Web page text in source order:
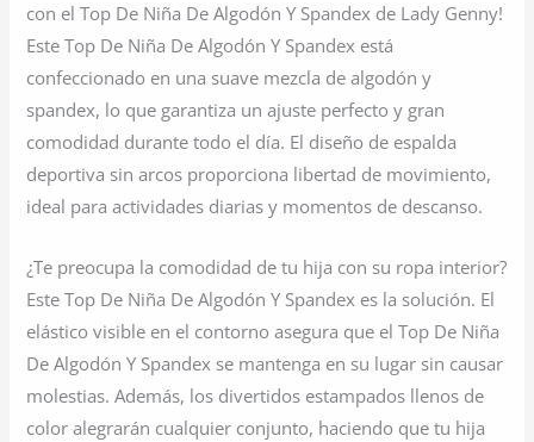
con el Top De Niña De Algodón Y Spandex de Lady Genny!
Este Top De Niña De Algodón Y Spandex está
confeccionado en una suave mezcla de algodón y
spandex, lo que garantiza un ajuste perfecto y gran
comodidad durante todo el día. El diseño de espalda
deportiva sin arcos proporciona libertad de movimiento,
ideal para actividades diarias y momentos de descanso.
¿Te preocupa la comodidad de tu hija con su ropa interior?
Este Top De Niña De Algodón Y Spandex es la solución. El
elástico visible en el contorno asegura que el Top De Niña
De Algodón Y Spandex se mantenga en su lugar sin causar
molestias. Además, los divertidos estampados llenos de
color alegrarán cualquier conjunto, haciendo que tu hija